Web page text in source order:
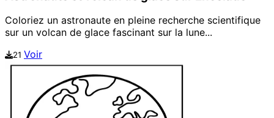
Coloriez un astronaute en pleine recherche scientifique
sur un volcan de glace fascinant sur la lune...
21 Voir